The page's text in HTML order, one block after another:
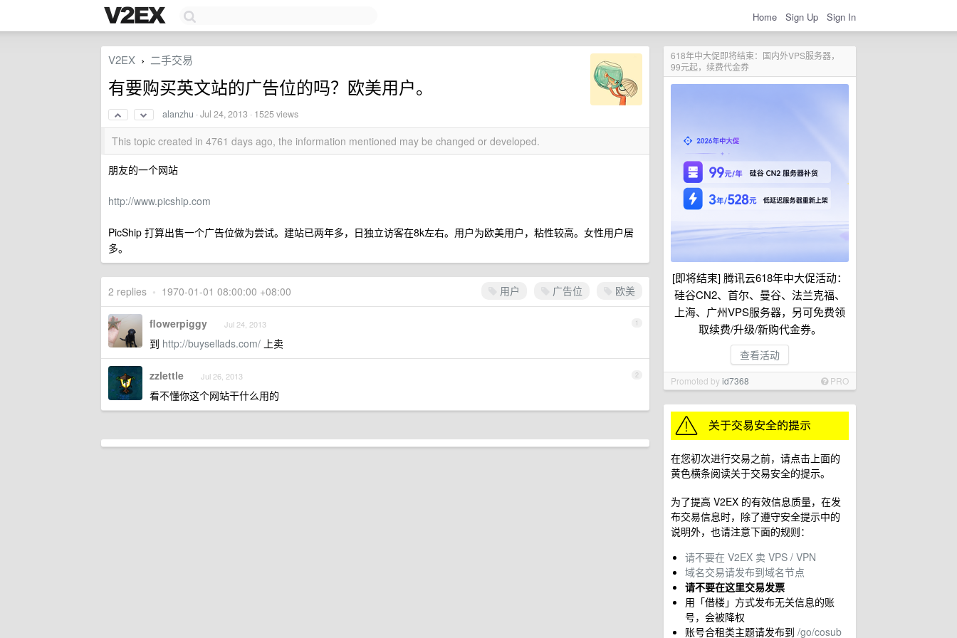
Home Sign Up Sign In
618年中大促即将结束：国内外VPS服务器，
99元起，续费代金券
[即将结束] 腾讯云618年中大促活动：
硅谷CN2、首尔、曼谷、法兰克福、
上海、广州VPS服务器，另可免费领
取续费/升级/新购代金券。
查看活动
Promoted byid7368 PRO
在您初次进行交易之前，请点击上面的
黄色横条阅读关于交易安全的提示。
为了提高 V2EX 的有效信息质量，在发
布交易信息时，除了遵守安全提示中的
说明外，也请注意下面的规则：
请不要在 V2EX 卖 VPS / VPN
域名交易请发布到域名节点
请不要在这里交易发票
用「借楼」方式发布无关信息的账
号，会被降权
账号合租类主题请发布到 /go/cosub
V2EX › 二手交易
有要购买英文站的广告位的吗？欧美用户。
alanzhu ·Jul 24, 2013 · 1525 views
This topic created in 4761 days ago, the information mentioned may be changed or developed.
朋友的一个网站
http://www.picship.com
PicShip 打算出售一个广告位做为尝试。建站已两年多，日独立访客在8k左右。用户为欧美用户，粘性较高。女性用户居
多。
用户 广告位 欧美
2 replies • 1970-01-01 08:00:00 +08:00
1
flowerpiggy Jul 24, 2013
到 http://buysellads.com/ 上卖
2
zzlettle Jul 26, 2013
看不懂你这个网站干什么用的